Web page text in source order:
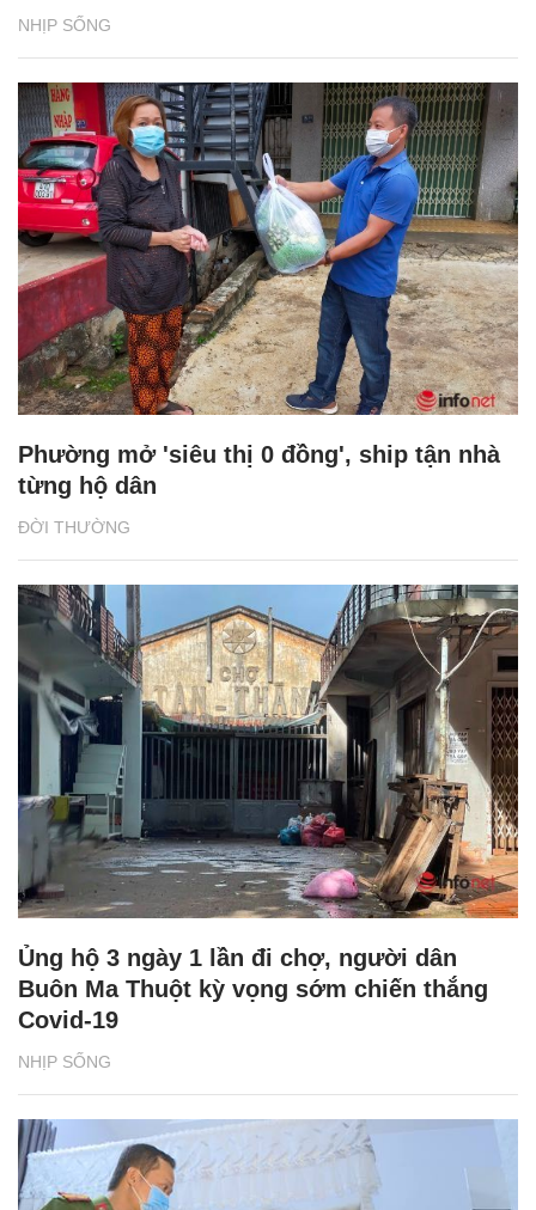
NHỊP SỐNG
ĐỜI THƯỜNG
Phường mở 'siêu thị 0 đồng', ship tận nhà
từng hộ dân
NHỊP SỐNG
Ủng hộ 3 ngày 1 lần đi chợ, người dân
Buôn Ma Thuột kỳ vọng sớm chiến thắng
Covid-19